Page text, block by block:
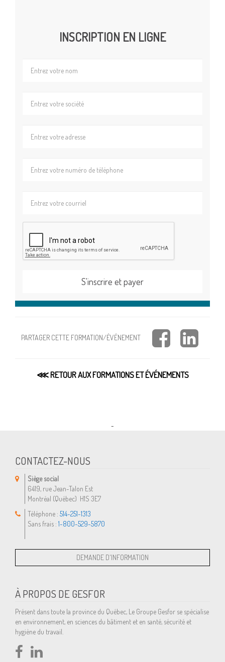
INSCRIPTION EN LIGNE
PARTAGER CETTE FORMATION/ÉVÉNEMENT
⋘ RETOUR AUX FORMATIONS ET ÉVÉNEMENTS
-
CONTACTEZ-NOUS
Siège social
6419, rue Jean-Talon Est
Montréal (Québec) H1S 3E7
Téléphone : 514-251-1313
Sans frais : 1-800-529-5870
À PROPOS DE GESFOR
Présent dans toute la province du Québec, Le Groupe Gesfor se spécialise
en environnement, en sciences du bâtiment et en santé, sécurité et
hygiène du travail.